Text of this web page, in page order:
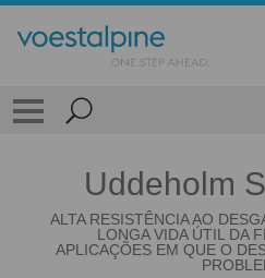
Uddeholm
ALTA RESISTÊNCIA AO
LONGA VIDA ÚTIL DA
APLICAÇÕES EM QUE O